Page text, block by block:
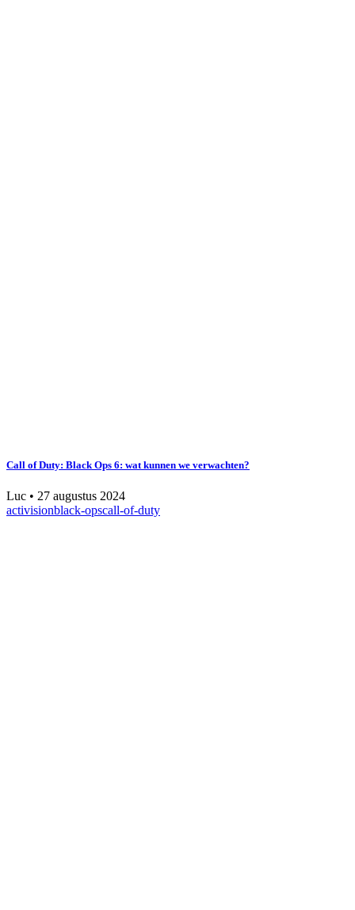
Call of Duty: Black Ops 6: wat kunnen we verwachten?
Luc • 27 augustus 2024
activisionblack-opscall-of-duty